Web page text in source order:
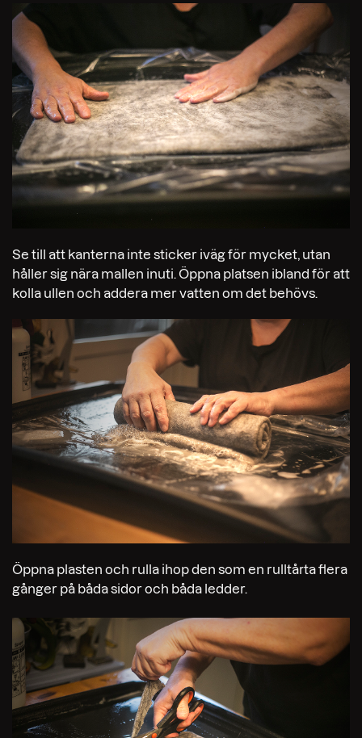
Se till att kanterna inte sticker iväg för mycket, utan
håller sig nära mallen inuti. Öppna platsen ibland för att
kolla ullen och addera mer vatten om det behövs.
Öppna plasten och rulla ihop den som en rulltårta flera
gånger på båda sidor och båda ledder.